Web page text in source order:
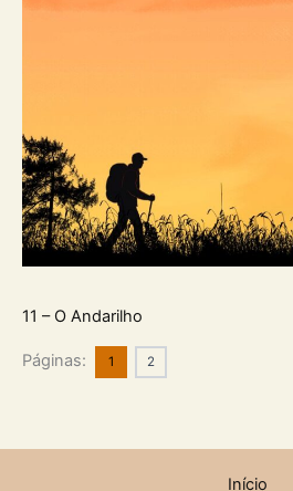
11 – O Andarilho
Páginas: 1 2
Início